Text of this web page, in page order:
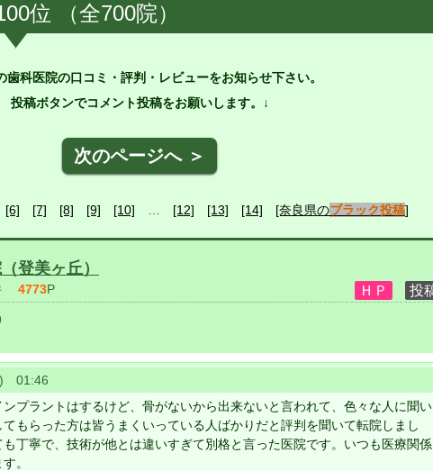
位 （全700院）
歯科医院の口コミ・評判・レビューをお知らせ下さい。
投稿ボタンでコメント投稿をお願いします。↓
次のページへ ＞
[6] [7] [8] [9] [10] [12] [13] [14] [奈良県のブラック投稿]
登美ヶ丘）
4773P
01:46
プラントはするけど、骨がないから出来ないと言われて、色々な人に聞い
もらった方は皆うまくいっている人ばかりだと評判を聞いて転院しまし
丁寧で、技術が他とは違いすぎて別格と言った医院です。いつも医療関係
。